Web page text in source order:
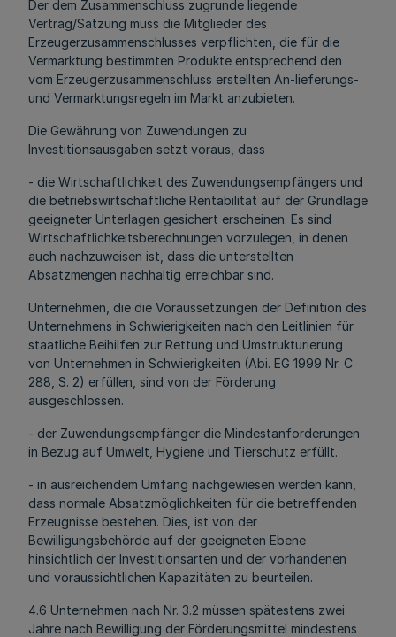
Der dem Zusammenschluss zugrunde liegende
Vertrag/Satzung muss die Mitglieder des
Erzeugerzusammenschlusses verpflichten, die für die
Vermarktung bestimmten Produkte entsprechend den
vom Erzeugerzusammenschluss erstellten An-lieferungs-
und Vermarktungsregeln im Markt anzubieten.
Die Gewährung von Zuwendungen zu
Investitionsausgaben setzt voraus, dass
- die Wirtschaftlichkeit des Zuwendungsempfängers und
die betriebswirtschaftliche Rentabilität auf der Grundlage
geeigneter Unterlagen gesichert erscheinen. Es sind
Wirtschaftlichkeitsberechnungen vorzulegen, in denen
auch nachzuweisen ist, dass die unterstellten
Absatzmengen nachhaltig erreichbar sind.
Unternehmen, die die Voraussetzungen der Definition des
Unternehmens in Schwierigkeiten nach den Leitlinien für
staatliche Beihilfen zur Rettung und Umstrukturierung
von Unternehmen in Schwierigkeiten (Abi. EG 1999 Nr. C
288, S. 2) erfüllen, sind von der Förderung
ausgeschlossen.
- der Zuwendungsempfänger die Mindestanforderungen
in Bezug auf Umwelt, Hygiene und Tierschutz erfüllt.
- in ausreichendem Umfang nachgewiesen werden kann,
dass normale Absatzmöglichkeiten für die betreffenden
Erzeugnisse bestehen. Dies, ist von der
Bewilligungsbehörde auf der geeigneten Ebene
hinsichtlich der Investitionsarten und der vorhandenen
und voraussichtlichen Kapazitäten zu beurteilen.
4.6 Unternehmen nach Nr. 3.2 müssen spätestens zwei
Jahre nach Bewilligung der Förderungsmittel mindestens